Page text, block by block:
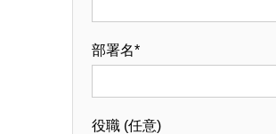
部署名*
役職 (任意)